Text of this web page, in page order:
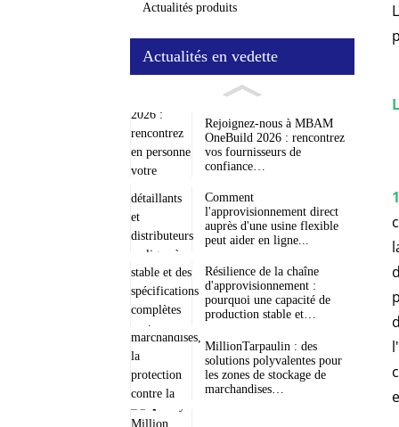
Actualités produits
Actualités en vedette
Rejoignez-nous à MBAM
OneBuild 2026 : rencontrez
vos fournisseurs de
confiance…
Comment
l'approvisionnement direct
auprès d'une usine flexible
peut aider en ligne...
Résilience de la chaîne
d'approvisionnement :
pourquoi une capacité de
production stable et…
MillionTarpaulin : des
solutions polyvalentes pour
les zones de stockage de
marchandises…